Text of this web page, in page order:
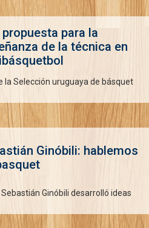
propuesta para la
de la técnica en
la Selección uruguaya de básquet
Ginóbili: hablemos
Ginóbili desarrolló ideas